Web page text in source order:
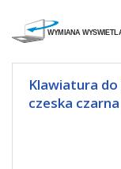
Klawiatura
czeska czarna